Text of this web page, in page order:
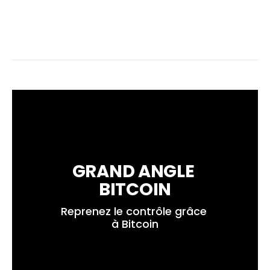
GRAND ANGLE
BITCOIN
Reprenez le contrôle grâce
à Bitcoin